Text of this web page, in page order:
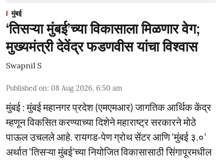
मुंबई
‘तिसऱ्या मुंबई’च्या विकासाला मिळणार वेग;
मुख्यमंत्री देवेंद्र फडणवीस यांचा विश्वास
Swapnil S
Published on: 08 Aug 2026, 6:50 am
मुंबई : मुंबई महानगर प्रदेश (एमएमआर) जागतिक आर्थिक केंद्र
म्हणून विकसित करण्याच्या दिशेने महाराष्ट्र सरकारने मोठे
पाऊल उचलले आहे. रायगड-पेण ग्रोथ सेंटर आणि ‘मुंबई ३.०’
अर्थात ‘तिसऱ्या मुंबई’च्या नियोजित विकासासाठी सिंगापूरमधील